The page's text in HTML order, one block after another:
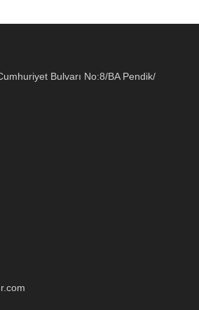
Bulvarı No:8/BA Pendik/